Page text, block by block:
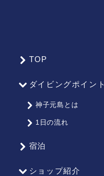
TOP
ダイビングポイント
神子元島とは
1日の流れ
宿泊
ショップ紹介